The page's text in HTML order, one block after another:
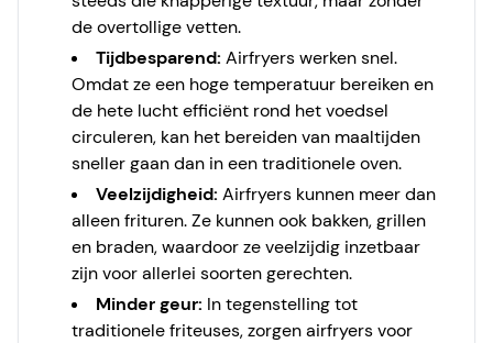
de overtollige vetten.
Tijdbesparend: Airfryers werken snel.
Omdat ze een hoge temperatuur bereiken en
de hete lucht efficiënt rond het voedsel
circuleren, kan het bereiden van maaltijden
sneller gaan dan in een traditionele oven.
Veelzijdigheid: Airfryers kunnen meer dan
alleen frituren. Ze kunnen ook bakken, grillen
en braden, waardoor ze veelzijdig inzetbaar
zijn voor allerlei soorten gerechten.
Minder geur: In tegenstelling tot
traditionele friteuses, zorgen airfryers voor